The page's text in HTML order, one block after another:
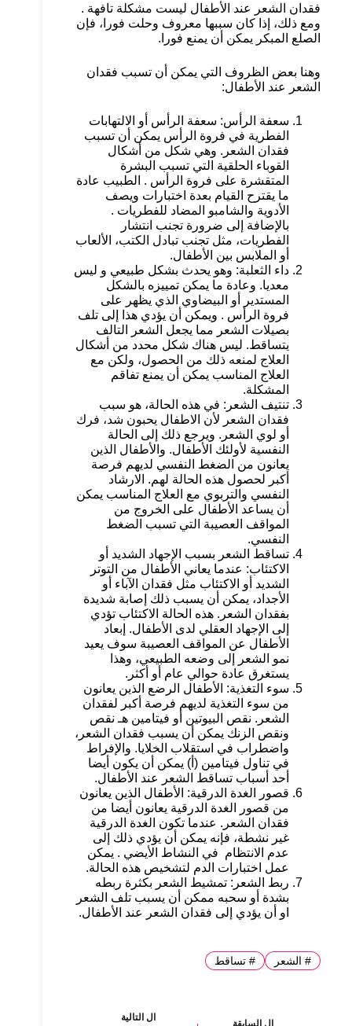
فقدان الشعر عند الأطفال ليست مشكلة تافهة .
ومع ذلك، إذا كان سببها معروف وحلت فورا، فإن
الصلع المبكر يمكن أن يمنع فورا.
وهنا بعض الظروف التي يمكن أن تسبب فقدان
الشعر عند الأطفال:
سعفة الرأس: سعفة الرأس أو الالتهابات
الفطرية في فروة الرأس يمكن أن تسبب
فقدان الشعر. وهي شكل من أشكال
القوباء الحلقية التي تسبب البشرة
المتقشرة على فروة الرأس . الطبيب عادة
ما يقترح القيام بعدة اختبارات ويصف
الأدوية والشامبو المضاد للفطريات .
بالإضافة إلى ضرورة تجنب انتشار
الفطريات، مثل تجنب تبادل الكتب، الألعاب
أو الملابس بين الأطفال.
داء الثعلبة: وهو يحدث بشكل طبيعي و ليس
معديا. وعادة ما يمكن تمييزه بالشكل
المستدير أو البيضاوي الذي يظهر على
فروة الرأس . ويمكن أن يؤدي هذا إلى تلف
بصيلات الشعر مما يجعل الشعر التالف
يتساقط. ليس هناك شكل محدد من أشكال
العلاج لمنعه ذلك من الحصول، ولكن مع
العلاج المناسب يمكن أن يمنع تفاقم
المشكلة.
تنتيف الشعر: في هذه الحالة، هو سبب
فقدان الشعر لأن الاطفال يحبون شد، فرك
أو لوي الشعر. ويرجع ذلك إلى الحالة
النفسية لأولئك الأطفال. والأطفال الذين
يعانون من الضغط النفسي لديهم فرصة
أكبر لحصول هذه الحالة لهم. الارشاد
النفسي والتربوي مع العلاج المناسب يمكن
أن يساعد الأطفال على الخروج من
المواقف العصيبة التي تسبب الضغط
النفسي.
تساقط الشعر بسبب الإجهاد الشديد أو
الاكتئاب: عندما يعاني الأطفال من التوتر
الشديد أو الاكتئاب مثل فقدان الآباء أو
الأجداد، يمكن أن يسبب ذلك إصابة شديدة
بفقدان الشعر. هذه الحالة الاكتئاب تؤدي
إلى الإجهاد العقلي لدى الأطفال. إبعاد
الأطفال عن المواقف العصيبة سوف يعيد
نمو الشعر إلى وضعه الطبيعي، وهذا
يستغرق عادة حوالي عام أو أكثر.
سوء التغذية: الأطفال الرضع الذين يعانون
من سوء التغذية لديهم فرصة أكبر لفقدان
الشعر. نقص البيوتين أو فيتامين هـ نقص
ونقص الزنك يمكن أن يسبب فقدان الشعر،
واضطراب في استقلاب الخلايا. والإفراط
في تناول فيتامين (أ) يمكن أن يكون أيضا
أحد أسباب تساقط الشعر عند الأطفال.
قصور الغدة الدرقية: الأطفال الذين يعانون
من قصور الغدة الدرقية يعانون أيضا من
فقدان الشعر. عندما تكون الغدة الدرقية
غير نشطة، فإنه يمكن أن يؤدي ذلك إلى
عدم الانتظام في النشاط الأيضي . يمكن
عمل اختبارات الدم لتشخيص هذه الحالة.
ربط الشعر: تمشيط الشعر بكثرة ربطه
بشدة أو سحبه ممكن أن يسبب تلف الشعر
او أن يؤدي إلى فقدان الشعر عند الأطفال.
#الشعر #تساقط
ال السابقة
ال التالية